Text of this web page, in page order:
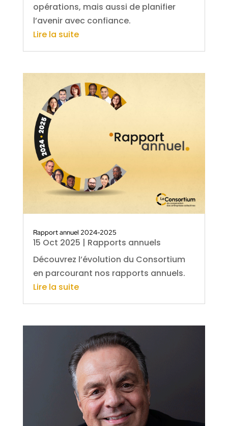
opérations, mais aussi de planifier
l’avenir avec confiance.
Lire la suite
Rapport annuel 2024-2025
15 Oct 2025 | Rapports annuels
Découvrez l’évolution du Consortium
en parcourant nos rapports annuels.
Lire la suite